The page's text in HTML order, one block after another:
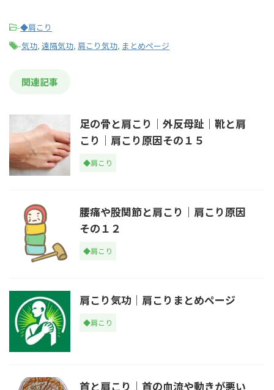
-◆肩こり
-気功, 遠隔気功, 肩こり気功, まとめページ
関連記事
足の骨と肩こり｜外反母趾｜靴と肩
こり｜肩こり原因その１５
◆肩こり
腰痛や股関節と肩こり｜肩こり原因
その１２
◆肩こり
肩こり気功｜肩こりまとめページ
◆肩こり
首と肩こり｜首の血流や動きが悪い